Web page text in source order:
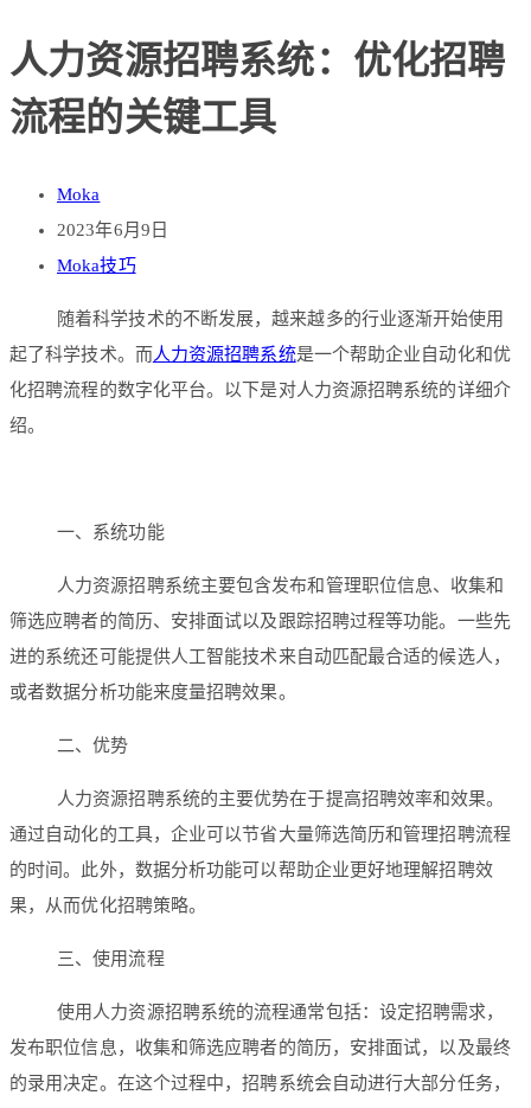
人力资源招聘系统：优化招聘
流程的关键工具
Moka
2023年6月9日
Moka技巧
随着科学技术的不断发展，越来越多的行业逐渐开始使用
起了科学技术。而人力资源招聘系统是一个帮助企业自动化和优
化招聘流程的数字化平台。以下是对人力资源招聘系统的详细介
绍。
一、系统功能
人力资源招聘系统主要包含发布和管理职位信息、收集和
筛选应聘者的简历、安排面试以及跟踪招聘过程等功能。一些先
进的系统还可能提供人工智能技术来自动匹配最合适的候选人，
或者数据分析功能来度量招聘效果。
二、优势
人力资源招聘系统的主要优势在于提高招聘效率和效果。
通过自动化的工具，企业可以节省大量筛选简历和管理招聘流程
的时间。此外，数据分析功能可以帮助企业更好地理解招聘效
果，从而优化招聘策略。
三、使用流程
使用人力资源招聘系统的流程通常包括：设定招聘需求，
发布职位信息，收集和筛选应聘者的简历，安排面试，以及最终
的录用决定。在这个过程中，招聘系统会自动进行大部分任务，